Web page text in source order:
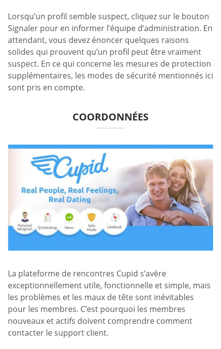
Lorsqu’un profil semble suspect, cliquez sur le bouton
Signaler pour en informer l’équipe d’administration. En
attendant, vous devez énoncer quelques raisons
solides qui prouvent qu’un profil peut être vraiment
suspect. En ce qui concerne les mesures de protection
supplémentaires, les modes de sécurité mentionnés ici
sont pris en compte.
COORDONNÉES
La plateforme de rencontres Cupid s’avère
exceptionnellement utile, fonctionnelle et simple, mais
les problèmes et les maux de tête sont inévitables
pour les membres. C’est pourquoi les membres
nouveaux et actifs doivent comprendre comment
contacter le support client.